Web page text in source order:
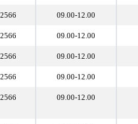
09.00-12.00
09.00-12.00
09.00-12.00
09.00-12.00
09.00-12.00